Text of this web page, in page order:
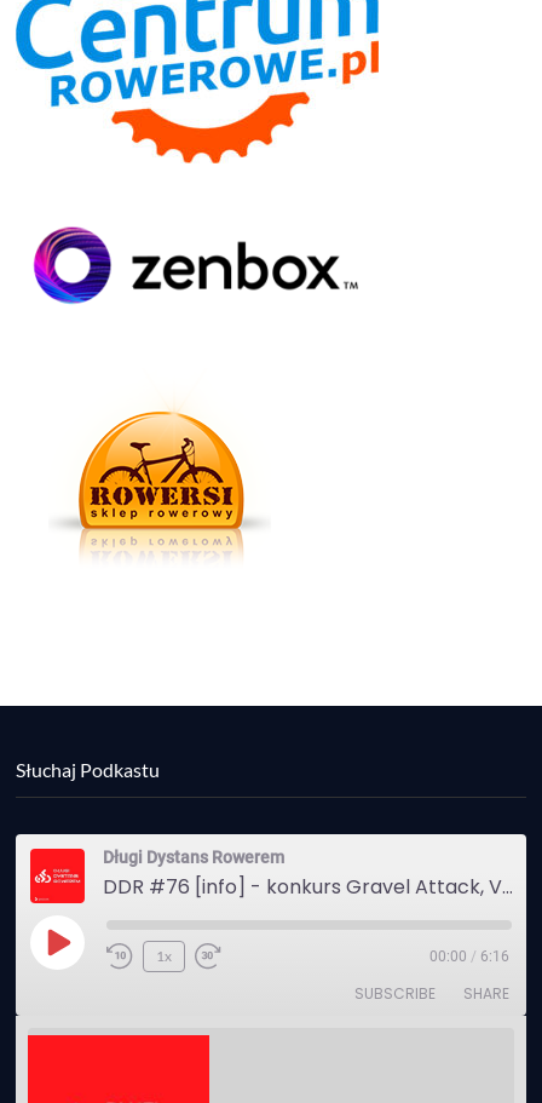
Słuchaj Podkastu
Długi Dystans Rowerem
DDR #76 [info] - konkurs Gravel Attack, Varmia Gravel, Bike Expo, Inspire India Ultra Race
Play
1x 00:00 / 6:16
SUBSCRIBE SHARE